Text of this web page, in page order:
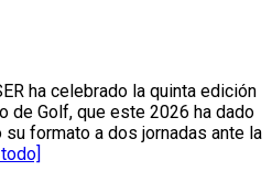
ha celebrado la quinta edición
de Golf, que este 2026 ha dado
formato a dos jornadas ante la